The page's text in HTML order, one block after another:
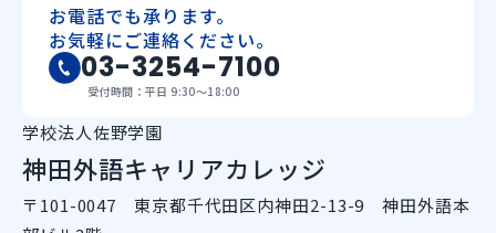
お電話でも承ります。
お気軽にご連絡ください。
03-3254-7100
受付時間：平日 9:30〜18:00
学校法人佐野学園
神田外語キャリアカレッジ
〒101-0047 東京都千代田区内神田2-13-9 神田外語本